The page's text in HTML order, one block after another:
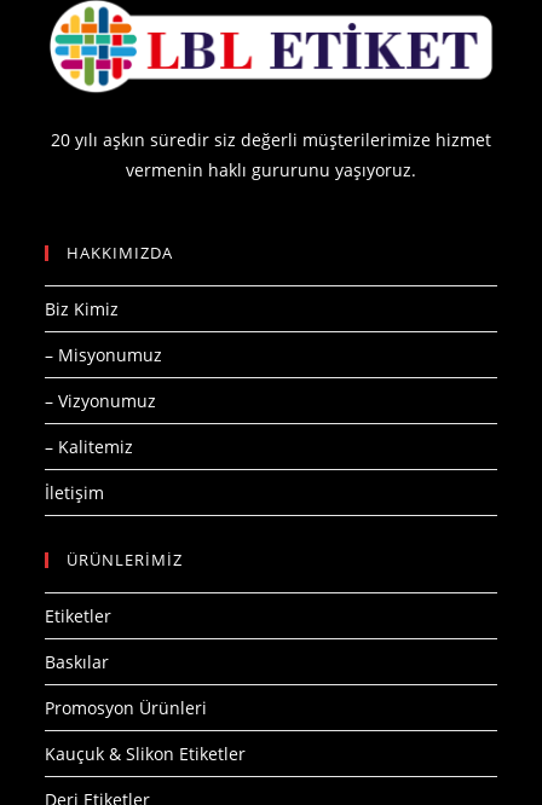
20 yılı aşkın süredir siz değerli müşterilerimize hizmet
vermenin haklı gururunu yaşıyoruz.
HAKKIMIZDA
Biz Kimiz
– Misyonumuz
– Vizyonumuz
– Kalitemiz
İletişim
ÜRÜNLERİMİZ
Etiketler
Baskılar
Promosyon Ürünleri
Kauçuk & Slikon Etiketler
Deri Etiketler